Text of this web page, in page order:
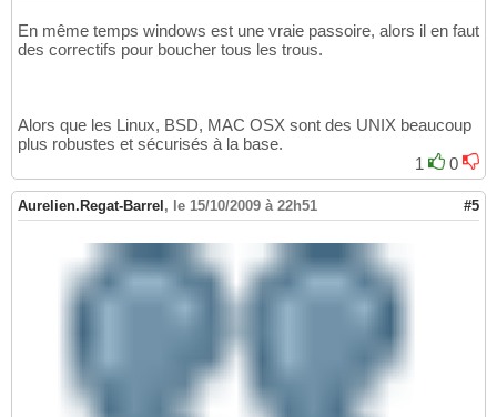
En même temps windows est une vraie passoire, alors il en faut
des correctifs pour boucher tous les trous.
Alors que les Linux, BSD, MAC OSX sont des UNIX beaucoup
plus robustes et sécurisés à la base.
1
0
Aurelien.Regat-Barrel , le 15/10/2009 à 22h51 #5